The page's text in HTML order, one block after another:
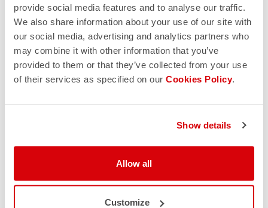
provide social media features and to analyse our traffic.
We also share information about your use of our site with
our social media, advertising and analytics partners who
may combine it with other information that you’ve
provided to them or that they’ve collected from your use
of their services as specified on our Cookies Policy.
Show details
Allow all
Customize